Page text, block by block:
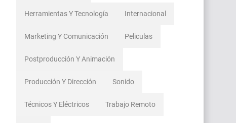
Herramientas Y Tecnología Internacional
Marketing Y Comunicación Peliculas
Postproducción Y Animación
Producción Y Dirección Sonido
Técnicos Y Eléctricos Trabajo Remoto